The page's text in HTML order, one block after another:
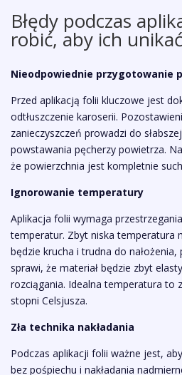
Błędy podczas
robić, aby ich unikać
Nieodpowiednie przygotowanie
Przed aplikacją folii kluczowe jest
odtłuszczenie karoserii.
zanieczyszczeń prowadzi do
powstawania pęcherzy powietrza.
że powierzchnia jest kompletnie
Ignorowanie temperatury
Aplikacja folii wymaga
temperatur. Zbyt niska temperatura
będzie krucha i trudna do
sprawi, że materiał będzie zbyt
rozciągania. Idealna temperatura to
stopni Celsjusza.
Zła technika nakładania
Podczas aplikacji folii ważne jest,
bez pośpiechu i nakładania